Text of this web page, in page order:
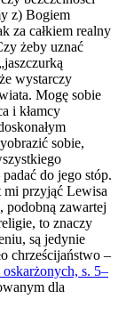
z) Bogiem
za całkiem realny
żeby uznać
wystarczy
Mogę sobie
i kłamcy
sobie,
do jego stóp.
mi przyjąć Lewisa
podobną zawartej
to znaczy
są jedynie
chrześcijaństwo –
s. 5–
dla